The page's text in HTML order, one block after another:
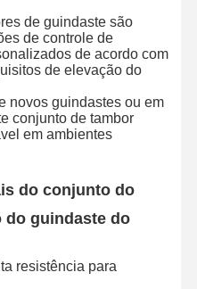
de guindaste são
de controle de
de acordo com
de elevação do
novos guindastes ou em
conjunto de tambor
em ambientes
do conjunto do
do guindaste do
resistência para